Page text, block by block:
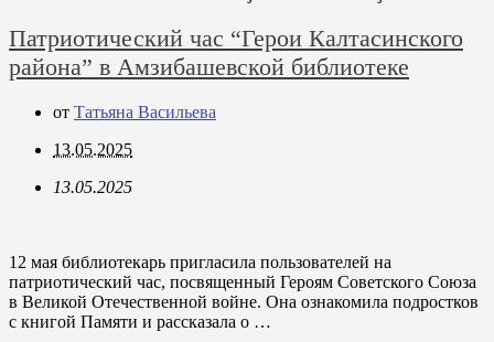
Патриотический час “Герои Калтасинского
района” в Амзибашевской библиотеке
от Татьяна Васильева
13.05.2025
13.05.2025
12 мая библиотекарь пригласила пользователей на
патриотический час, посвященный Героям Советского Союза
в Великой Отечественной войне. Она ознакомила подростков
с книгой Памяти и рассказала о …